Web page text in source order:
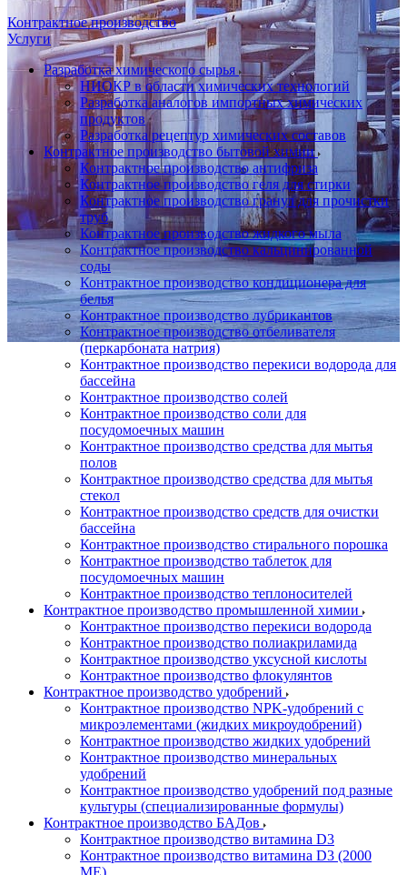
Контрактное производство
Услуги
Разработка химического сырья
НИОКР в области химических технологий
Разработка аналогов импортных химических
продуктов
Разработка рецептур химических составов
Контрактное производство бытовой химии
Контрактное производство антифриза
Контрактное производство геля для стирки
Контрактное производство гранул для прочистки
труб
Контрактное производство жидкого мыла
Контрактное производство кальцинированной
соды
Контрактное производство кондиционера для
белья
Контрактное производство лубрикантов
Контрактное производство отбеливателя
(перкарбоната натрия)
Контрактное производство перекиси водорода для
бассейна
Контрактное производство солей
Контрактное производство соли для
посудомоечных машин
Контрактное производство средства для мытья
полов
Контрактное производство средства для мытья
стекол
Контрактное производство средств для очистки
бассейна
Контрактное производство стирального порошка
Контрактное производство таблеток для
посудомоечных машин
Контрактное производство теплоносителей
Контрактное производство промышленной химии
Контрактное производство перекиси водорода
Контрактное производство полиакриламида
Контрактное производство уксусной кислоты
Контрактное производство флокулянтов
Контрактное производство удобрений
Контрактное производство NPK-удобрений с
микроэлементами (жидких микроудобрений)
Контрактное производство жидких удобрений
Контрактное производство минеральных
удобрений
Контрактное производство удобрений под разные
культуры (специализированные формулы)
Контрактное производство БАДов
Контрактное производство витамина D3
Контрактное производство витамина D3 (2000
МЕ)